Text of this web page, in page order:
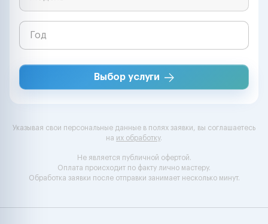
Выбор услуги
Указывая свои персональные данные в полях заявки, вы соглашаетесь
на их обработку.
Не является публичной офертой.
Оплата происходит по факту лично мастеру.
Обработка заявки после отправки занимает несколько минут.